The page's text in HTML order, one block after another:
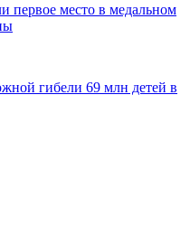
первое место в медальном
гибели 69 млн детей в